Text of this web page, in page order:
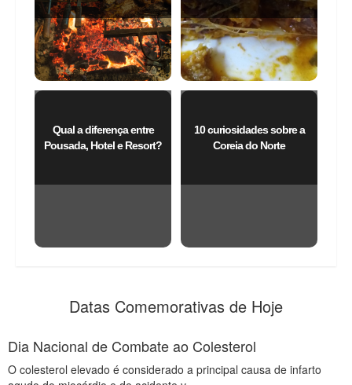
Qual a diferença entre
Pousada, Hotel e Resort?
10 curiosidades sobre a
Coreia do Norte
Datas Comemorativas de Hoje
Dia Nacional de Combate ao Colesterol
O colesterol elevado é considerado a principal causa de infarto